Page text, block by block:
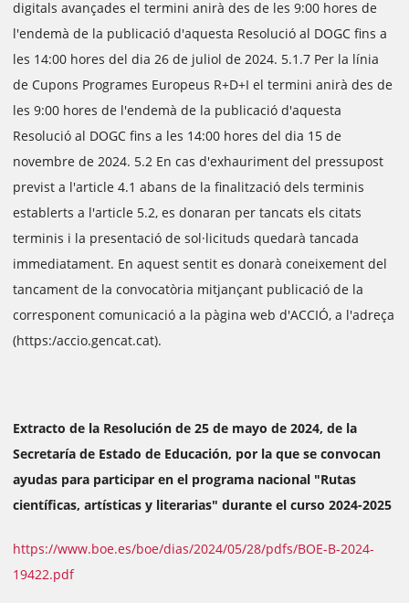
digitals avançades el termini anirà des de les 9:00 hores de
l'endemà de la publicació d'aquesta Resolució al DOGC fins a
les 14:00 hores del dia 26 de juliol de 2024. 5.1.7 Per la línia
de Cupons Programes Europeus R+D+I el termini anirà des de
les 9:00 hores de l'endemà de la publicació d'aquesta
Resolució al DOGC fins a les 14:00 hores del dia 15 de
novembre de 2024. 5.2 En cas d'exhauriment del pressupost
previst a l'article 4.1 abans de la finalització dels terminis
establerts a l'article 5.2, es donaran per tancats els citats
terminis i la presentació de sol·licituds quedarà tancada
immediatament. En aquest sentit es donarà coneixement del
tancament de la convocatòria mitjançant publicació de la
corresponent comunicació a la pàgina web d'ACCIÓ, a l'adreça
(https:/accio.gencat.cat).
Extracto de la Resolución de 25 de mayo de 2024, de la
Secretaría de Estado de Educación, por la que se convocan
ayudas para participar en el programa nacional "Rutas
científicas, artísticas y literarias" durante el curso 2024-2025
https://www.boe.es/boe/dias/2024/05/28/pdfs/BOE-B-2024-
19422.pdf